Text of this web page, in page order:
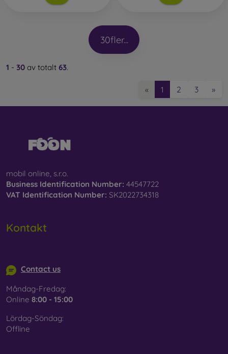
30fler...
1 - 30 av totalt 63.
« 1 2 3 »
mobil online, s.r.o.
Business Identification Number: 44547722
VAT Identification Number: SK2022734318
Kontakt
Contact us
Måndag-Fredag:
Online 8:00 - 15:00
Lördag-Söndag:
Offline